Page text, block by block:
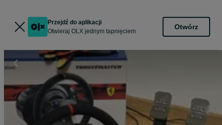
Przejdź do aplikacji
Otwieraj OLX jednym tapnięciem
Otwórz